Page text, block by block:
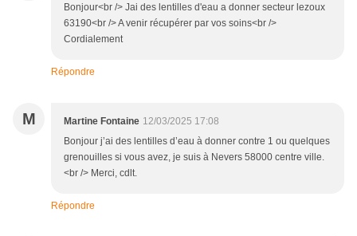
Bonjour<br /> Jai des lentilles d'eau a donner secteur lezoux
63190<br /> A venir récupérer par vos soins<br />
Cordialement
Répondre
M Martine Fontaine 12/03/2025 17:08
Bonjour j’ai des lentilles d’eau à donner contre 1 ou quelques
grenouilles si vous avez, je suis à Nevers 58000 centre ville.
<br /> Merci, cdlt.
Répondre